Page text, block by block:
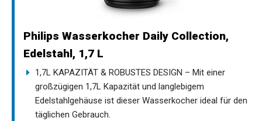
Philips Wasserkocher Daily Collection,
Edelstahl, 1,7 L
1,7L KAPAZITÄT & ROBUSTES DESIGN – Mit einer
großzügigen 1,7L Kapazität und langlebigem
Edelstahlgehäuse ist dieser Wasserkocher ideal für den
täglichen Gebrauch.